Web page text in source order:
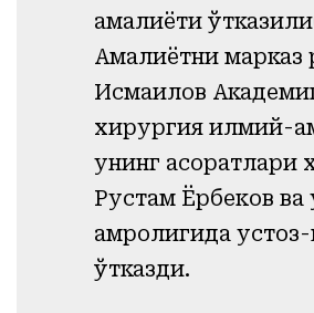
амалиёти
Амалиётни марказ
Исмаилов
хирургия илмий-
унинг асоратлари
Рустам Ёрбеков
ҳамроҳлигида
ўтказди.